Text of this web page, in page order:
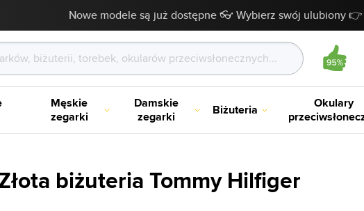
Nowe modele są już dostępne 👓 Wybierz swój ulubiony 👉
Męskie
zegarki
Damskie
zegarki
Biżuteria
Okulary
biżuteria Tommy Hilfiger